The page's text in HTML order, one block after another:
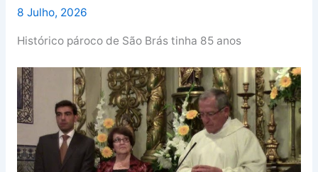
8 Julho, 2026
Histórico pároco de São Brás tinha 85 anos